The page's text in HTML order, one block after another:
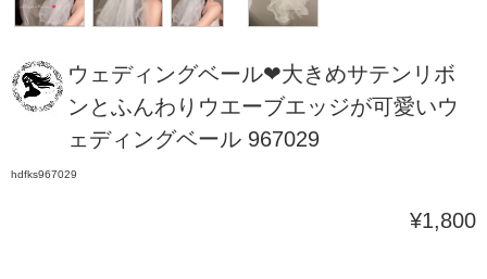
ウェディングベール❤大きめサテンリボ
ンとふんわりウエーブエッジが可愛いウ
ェディングベール 967029
hdfks967029
¥1,800